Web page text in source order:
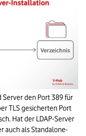
den Port 389 für
TLS gesicherten Port
Hat der LDAP-Server
auch als Standalone-